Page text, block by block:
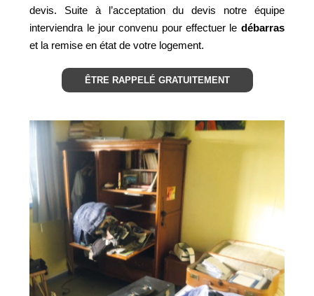
devis. Suite à l’acceptation du devis notre équipe
interviendra le jour convenu pour effectuer le débarras
et la remise en état de votre logement.
ÊTRE RAPPELÉ GRATUITEMENT